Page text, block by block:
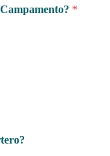
*